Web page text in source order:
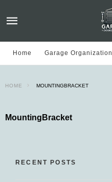
Home Garage Organization
HOME MOUNTINGBRACKET
MountingBracket
RECENT POSTS